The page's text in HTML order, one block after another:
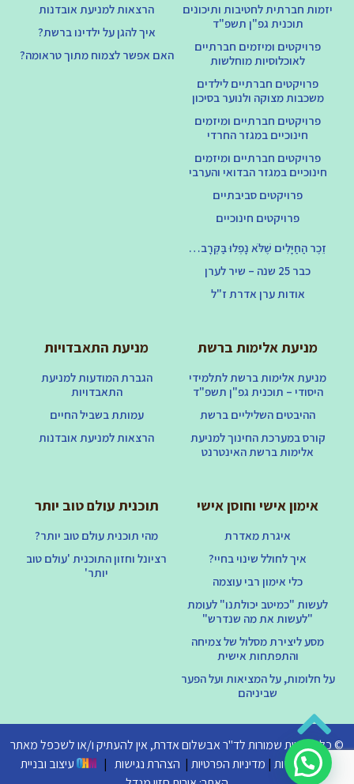
יזמות חברתית לחטיבות ותיכונים
תוכנית גפ"ן תשפ"ד
פרויקטים ומיזמים חברתיים
לאוכלוסיות מוחלשות
פרויקטים חברתיים לילדים
משכבות מצוקה ולנוער בסיכון
פרויקטים חברתיים ומיזמים
חינוכיים במגזר החרדי
פרויקטים חברתיים ומיזמים
חינוכיים במגזר הבדואי והערבי
פרויקטים סביבתיים
פרויקטים חינוכיים
זֵכֶר הַחַיָּלִים שֶׁלֹּא נָפְלוּ בַּקְּרָב…
כבר 25 שנה – שיר לערן
אודות ערן אדרת ז"ל
הרצאות למניעת אובדנות
איך להגן על ילדינו ברשת?
האם אפשר לצמוח מתוך טראומה?
מניעת אלימות ברשת
מניעת אלימות ברשת לתלמידי
היסודי – תוכנית גפ"ן תשפ"ד
ההיבטים השליליים ברשת
קורס במערכת החינוך למניעת
אלימות ברשת האינטרנט
מניעת התאבדויות
הגברת המודעות למניעת
התאבדויות
עמותת בשביל החיים
הרצאות למניעת אובדנות
אימון אישי וחוסן אישי
איגרת מאדרת
איך לחולל שינוי בחיי?
כלי אימון רבי עוצמה
לעשות "כמיטב יכולתנו" לעומת
"לעשות את מה שנדרש"
מסע ליצירת מסלול של צמיחה
והתפתחות אישית
על חלומות, על המציאות ועל הפער
שביניהם
תוכנית עולם טוב יותר
מהי תוכנית עולם טוב יותר?
רציונל וחזון התוכנית 'עולם טוב
יותר'
© כל הזכויות שמורות לד"ר אבשלום אדרת, אין להעתיק ו/או לשכפל מאתר
זה ללא רשות | מדיניות הפרטיות | הצהרת נגישות |
עיצוב ובניית